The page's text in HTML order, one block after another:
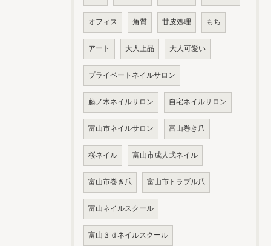
オフィス 角質 甘皮処理 もち
アート 大人上品 大人可愛い
プライベートネイルサロン
藤ノ木ネイルサロン 自宅ネイルサロン
富山市ネイルサロン 富山巻き爪
桜ネイル 富山市成人式ネイル
富山市巻き爪 富山市トラブル爪
富山ネイルスクール
富山３ｄネイルスクール